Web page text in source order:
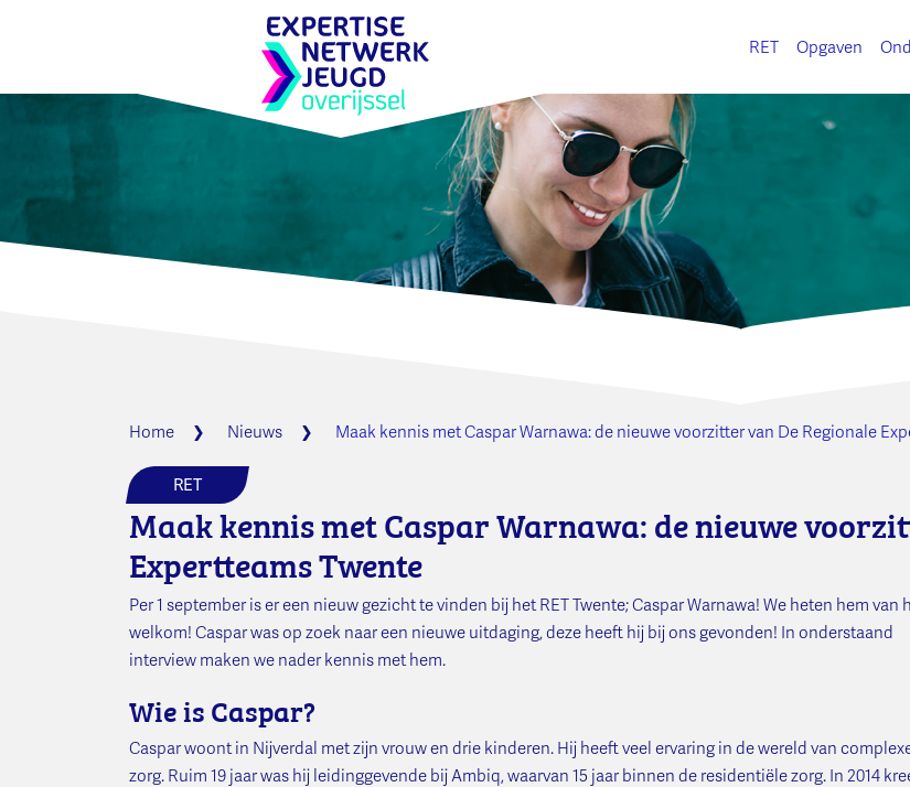
RET Opgaven
Home Nieuws Maak kennis met Caspar Warnawa: de nieuwe voorzitter van De Regionale
RET
Maak kennis met Caspar Warnawa: de nieuwe
Expertteams Twente
Per 1 september is er een nieuw gezicht te vinden bij het RET Twente; Caspar Warnawa! We heten hem van
welkom! Caspar was op zoek naar een nieuwe uitdaging, deze heeft hij bij ons gevonden! In onderstaand
interview maken we nader kennis met hem.
Wie is Caspar?
Caspar woont in Nijverdal met zijn vrouw en drie kinderen. Hij heeft veel ervaring in de wereld van
zorg. Ruim 19 jaar was hij leidinggevende bij Ambiq, waarvan 15 jaar binnen de residentiële zorg. In 2014